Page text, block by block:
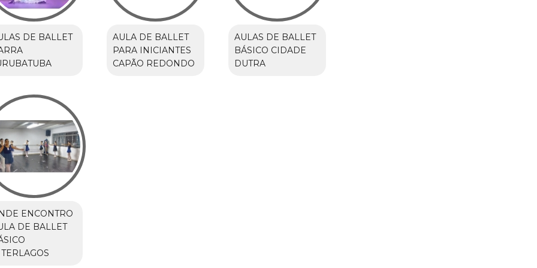
DE BALLET
AULA DE BALLET
PARA INICIANTES
CAPÃO REDONDO
AULAS DE BALLET
BÁSICO CIDADE
DUTRA
ENCONTRO
DE BALLET